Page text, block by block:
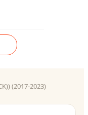
(2017-2023)